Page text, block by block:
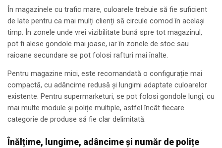
În magazinele cu trafic mare, culoarele trebuie să fie suficient
de late pentru ca mai mulți clienți să circule comod în același
timp. În zonele unde vrei vizibilitate bună spre tot magazinul,
pot fi alese gondole mai joase, iar în zonele de stoc sau
raioane secundare se pot folosi rafturi mai înalte.
Pentru magazine mici, este recomandată o configurație mai
compactă, cu adâncime redusă și lungimi adaptate culoarelor
existente. Pentru supermarketuri, se pot folosi gondole lungi, cu
mai multe module și polițe multiple, astfel încât fiecare
categorie de produse să fie clar delimitată.
Înălțime, lungime, adâncime și număr de polițe